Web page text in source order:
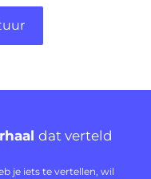
dat verteld
je iets te vertellen, wil